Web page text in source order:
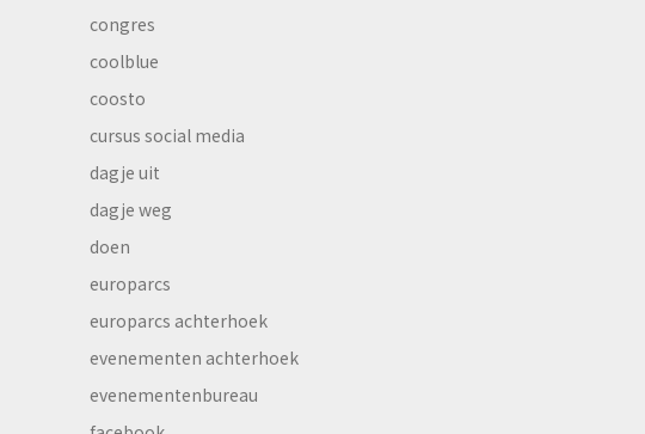
congres
coolblue
coosto
cursus social media
dagje uit
dagje weg
doen
europarcs
europarcs achterhoek
evenementen achterhoek
evenementenbureau